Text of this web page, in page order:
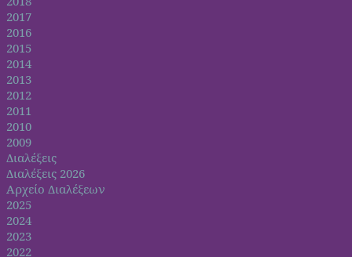
2017
2016
2015
2014
2013
2012
2011
2010
2009
Διαλέξεις
Διαλέξεις 2026
Αρχείο Διαλέξεων
2025
2024
2023
2022